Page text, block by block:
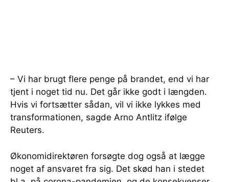
– Vi har brugt flere penge på brandet, end vi har
tjent i noget tid nu. Det går ikke godt i længden.
Hvis vi fortsætter sådan, vil vi ikke lykkes med
transformationen, sagde Arno Antlitz ifølge
Reuters.
Økonomidirektøren forsøgte dog også at lægge
noget af ansvaret fra sig. Det skød han i stedet